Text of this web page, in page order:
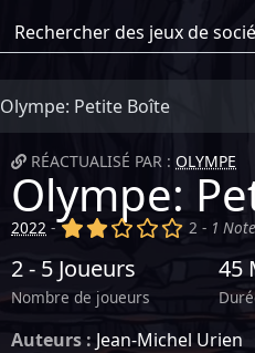
Olympe: Petite Boîte
RÉACTUALISÉ PAR : OLYMPE
Olympe:
2022 - (x) (x) () () ()
2 - 1 Note
2 - 5 Joueurs
Nombre de joueurs
45
Auteurs : Jean-Michel Urien